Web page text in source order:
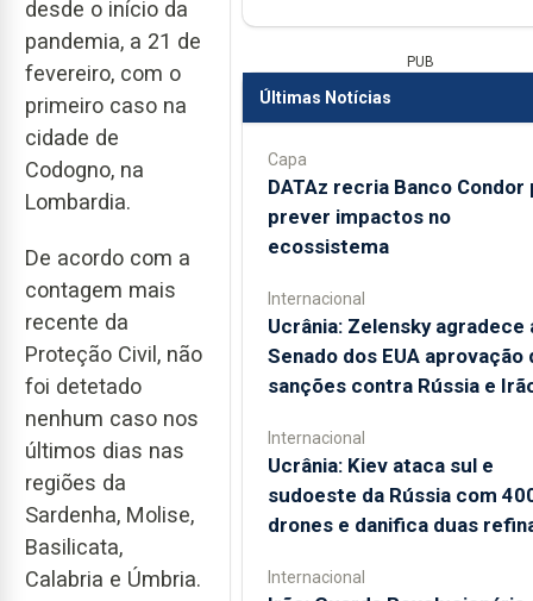
desde o início da
pandemia, a 21 de
fevereiro, com o
primeiro caso na
cidade de
Codogno, na
Lombardia.
De acordo com a
contagem mais
recente da
Proteção Civil, não
foi detetado
nenhum caso nos
últimos dias nas
regiões da
Sardenha, Molise,
Basilicata,
Calabria e Úmbria.
PUB
Últimas Notícias
Capa
DATAz recria Banco Condor
prever impactos no
ecossistema
Internacional
Ucrânia: Zelensky agradece
Senado dos EUA aprovação
sanções contra Rússia e
Internacional
Ucrânia: Kiev ataca sul e
sudoeste da Rússia com
drones e danifica duas
Internacional